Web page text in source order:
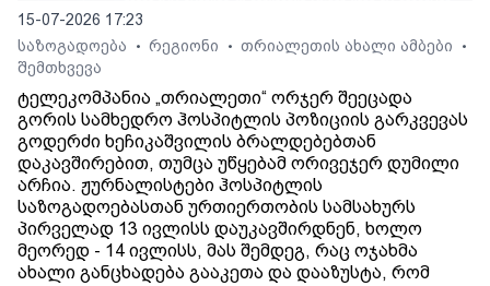
15-07-2026 17:23
საზოგადოება
• რეგიონი • თრიალეთის ახალი ამბები •
შემთხვევა
ტელეკომპანია „თრიალეთი“ ორჯერ შეეცადა
გორის სამხედრო ჰოსპიტლის პოზიციის გარკვევას
გოდერძი ხეჩიკაშვილის ბრალდებებთან
დაკავშირებით, თუმცა უწყებამ ორივეჯერ დუმილი
არჩია. ჟურნალისტები ჰოსპიტლის
საზოგადოებასთან ურთიერთობის სამსახურს
პირველად 13 ივლისს დაუკავშირდნენ, ხოლო
მეორედ - 14 ივლისს, მას შემდეგ, რაც ოჯახმა
ახალი განცხადება გააკეთა და დააზუსტა, რომ